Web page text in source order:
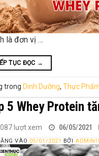
là đơn vị …
TỤC ĐỌC →
trong Dinh Dưỡng, Thực
5 Whey Protein
lượt xem 06/05/2021
VÀO 05/01/2021 BỞI